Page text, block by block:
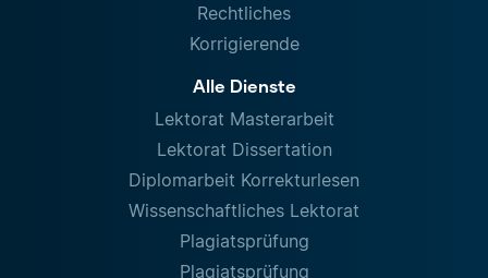
Rechtliches
Korrigierende
Alle Dienste
Lektorat Masterarbeit
Lektorat Dissertation
Diplomarbeit Korrekturlesen
Wissenschaftliches Lektorat
Plagiatsprüfung
Plagiatsprüfung